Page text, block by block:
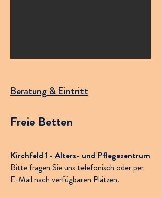
Beratung & Eintritt
Freie Betten
Kirchfeld 1 - Alters- und Pflegezentrum
Bitte fragen Sie uns telefonisch oder per
E-Mail nach verfügbaren Plätzen.